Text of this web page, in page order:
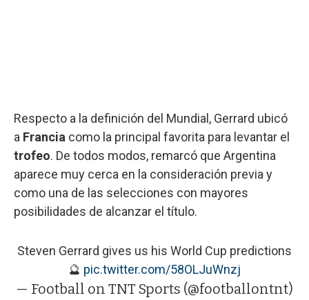
Respecto a la definición del Mundial, Gerrard ubicó
a Francia como la principal favorita para levantar el
trofeo. De todos modos, remarcó que Argentina
aparece muy cerca en la consideración previa y
como una de las selecciones con mayores
posibilidades de alcanzar el título.
Steven Gerrard gives us his World Cup predictions
🔮 pic.twitter.com/58OLJuWnzj
— Football on TNT Sports (@footballontnt)